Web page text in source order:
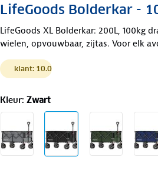
LifeGoods Bolderkar -
LifeGoods XL Bolderkar: 200L, 100kg
wielen, opvouwbaar, zijtas. Voor elk
klant: 10.0
Kleur: Zwart